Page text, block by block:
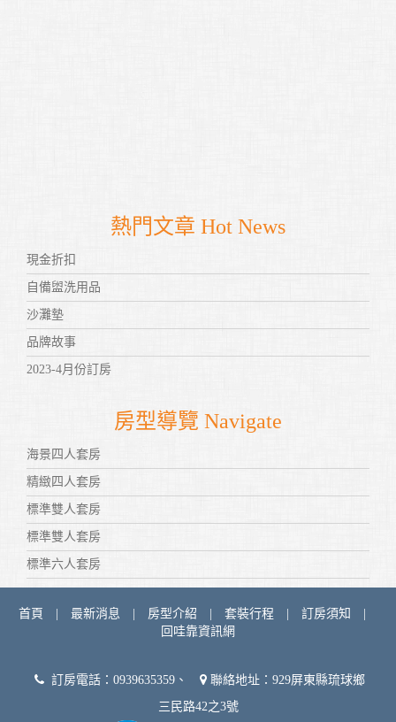
熱門文章 Hot News
現金折扣
自備盥洗用品
沙灘墊
品牌故事
2023-4月份訂房
房型導覽 Navigate
海景四人套房
精緻四人套房
標準雙人套房
標準雙人套房
標準六人套房
首頁 最新消息 房型介紹 套裝行程 訂房須知
回哇靠資訊網
訂房電話：0939635359、
聯絡地址：929屏東縣琉球鄉
三民路42之3號